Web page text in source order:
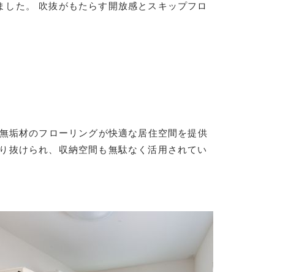
た。 吹抜がもたらす開放感とスキップフロ
垢材のフローリングが快適な居住空間を提供
抜けられ、収納空間も無駄なく活用されてい